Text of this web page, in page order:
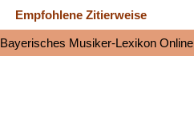
Empfohlene Zitierweise
Bayerisches Musiker-Lexikon